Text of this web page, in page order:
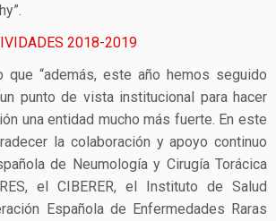
2018-2019
que “además, este año hemos seguido
punto de vista institucional para hacer
una entidad mucho más fuerte. En este
la colaboración y apoyo continuo
de Neumología y Cirugía Torácica
el CIBERER, el Instituto de Salud
Española de Enfermedades Raras